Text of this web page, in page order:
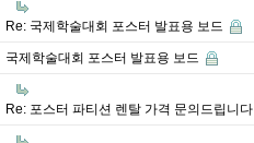
Re: 국제학술대회 포스터 발표용 보드
국제학술대회 포스터 발표용 보드
Re: 포스터 파티션 렌탈 가격 문의드립니다